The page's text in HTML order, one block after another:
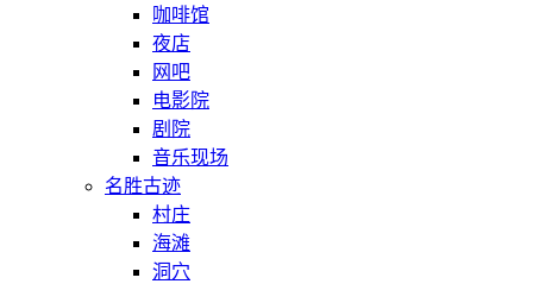
咖啡馆
夜店
网吧
电影院
剧院
音乐现场
名胜古迹
村庄
海滩
洞穴